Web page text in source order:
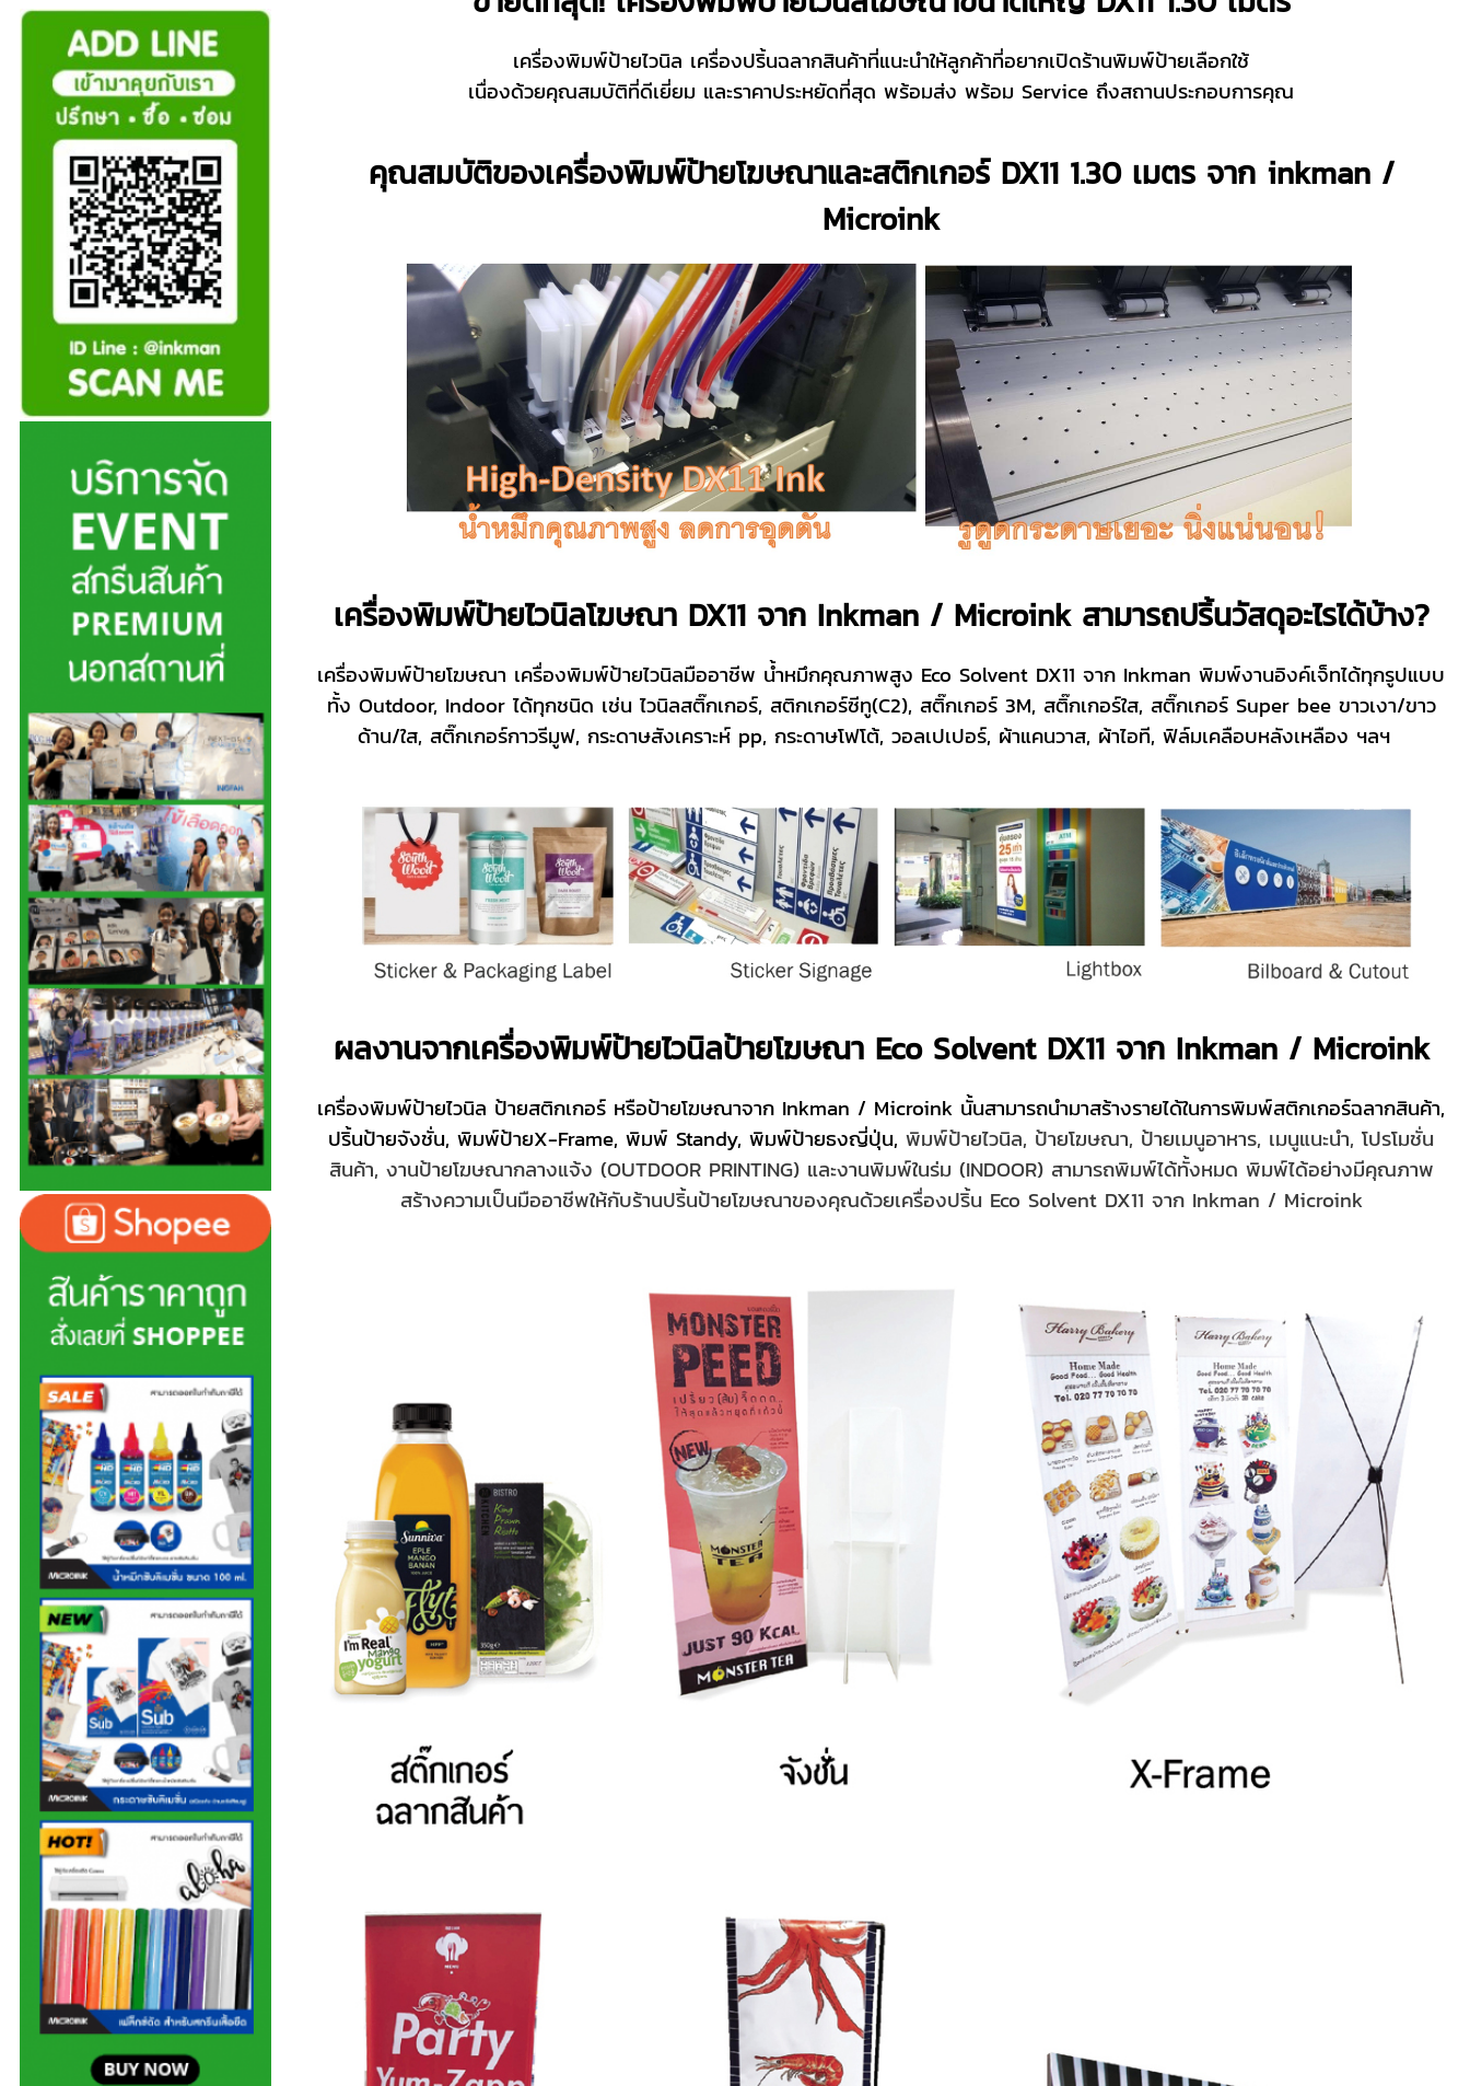
เครื่องพิมพ์ป้ายไวนิล เครื่องปริ้นฉลากสินค้าที่แนะนำให้ลูกค้าที่อยากเปิดร้านพิมพ์ป้ายเลือกใช้
เนื่องด้วยคุณสมบัติที่ดีเยี่ยม และราคาประหยัดที่สุด พร้อมส่ง พร้อม Service ถึงสถานประกอบการคุณ
คุณสมบัติของเครื่องพิมพ์ป้ายโฆษณาและสติกเกอร์ DX11 1.30 เมตร จาก inkman /
Microink
เครื่องพิมพ์ป้ายไวนิลโฆษณา DX11 จาก Inkman / Microink สามารถปริ้นวัสดุอะไรได้บ้าง?
เครื่องพิมพ์ป้ายโฆษณา เครื่องพิมพ์ป้ายไวนิลมืออาชีพ น้ำหมึกคุณภาพสูง Eco Solvent DX11 จาก Inkmanพิมพ์งานอิงค์เจ็ทได้ทุกรูปแบบ
ทั้ง Outdoor, Indoor ได้ทุกชนิด เช่น ไวนิลสติ๊กเกอร์, สติกเกอร์ซีทู(C2), สติ๊กเกอร์ 3M, สติ๊กเกอร์ใส, สติ๊กเกอร์ Super bee ขาวเงา/ขาว
ด้าน/ใส, สติ๊กเกอร์กาวรีมูฟ, กระดาษสังเคราะห์ pp, กระดาษโฟโต้, วอลเปเปอร์, ผ้าแคนวาส, ผ้าไอที, ฟิล์มเคลือบหลังเหลือง ฯลฯ
ผลงานจากเครื่องพิมพ์ป้ายไวนิลป้ายโฆษณา Eco Solvent DX11 จาก Inkman / Microink
เครื่องพิมพ์ป้ายไวนิล ป้ายสติกเกอร์ หรือป้ายโฆษณาจาก Inkman / Microink นั้นสามารถนำมาสร้างรายได้ในการพิมพ์สติกเกอร์ฉลากสินค้า,
ปริ้นป้ายจังชั่น, พิมพ์ป้ายX-Frame, พิมพ์ Standy, พิมพ์ป้ายธงญี่ปุ่น,พิมพ์ป้ายไวนิล, ป้ายโฆษณา, ป้ายเมนูอาหาร, เมนูแนะนำ, โปรโมชั่น
สินค้า, งานป้ายโฆษณากลางแจ้ง (OUTDOOR PRINTING) และงานพิมพ์ในร่ม (INDOOR) สามารถพิมพ์ได้ทั้งหมด พิมพ์ได้อย่างมีคุณภาพ
สร้างความเป็นมืออาชีพให้กับร้านปริ้นป้ายโฆษณาของคุณด้วยเครื่องปริ้น Eco Solvent DX11 จาก Inkman / Microink